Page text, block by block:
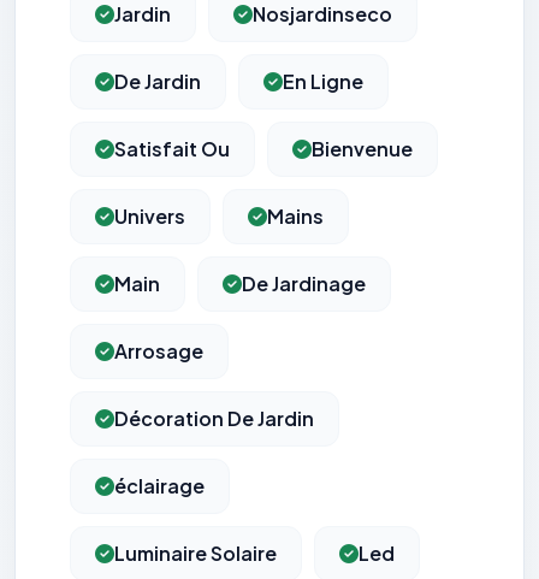
Jardin Nosjardinseco
De Jardin En Ligne
Satisfait Ou Bienvenue
Univers Mains
Main De Jardinage
Arrosage
Décoration De Jardin
éclairage
Luminaire Solaire Led